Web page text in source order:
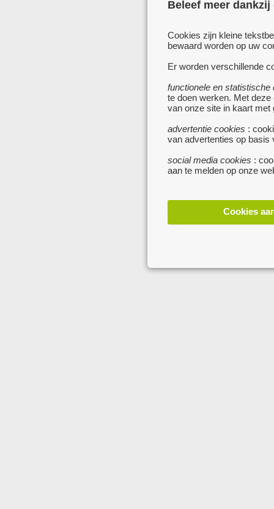
Beleef meer
Cookies zijn kleine
bewaard worden op uw
Er worden verschillende
functionele en statistische
te doen werken. Met
van onze site in kaart met
advertentie cookies :
van advertenties op basis
social media cookies :
aan te melden op onze
Cookies